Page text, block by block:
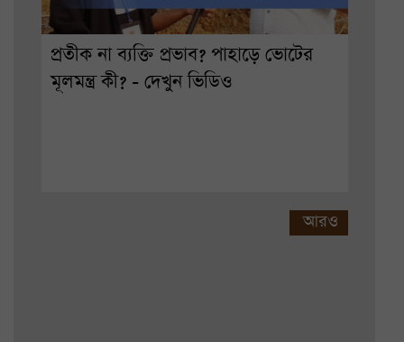
প্রতীক না ব্যক্তি প্রভাব? পাহাড়ে ভোটের
মূলমন্ত্র কী? - দেখুন ভিডিও
আরও